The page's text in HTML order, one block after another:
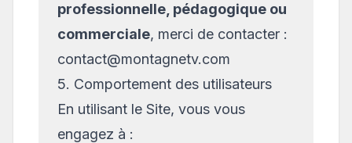
professionnelle, pédagogique ou
commerciale, merci de contacter :
contact@montagnetv.com
5. Comportement des utilisateurs
En utilisant le Site, vous vous
engagez à :